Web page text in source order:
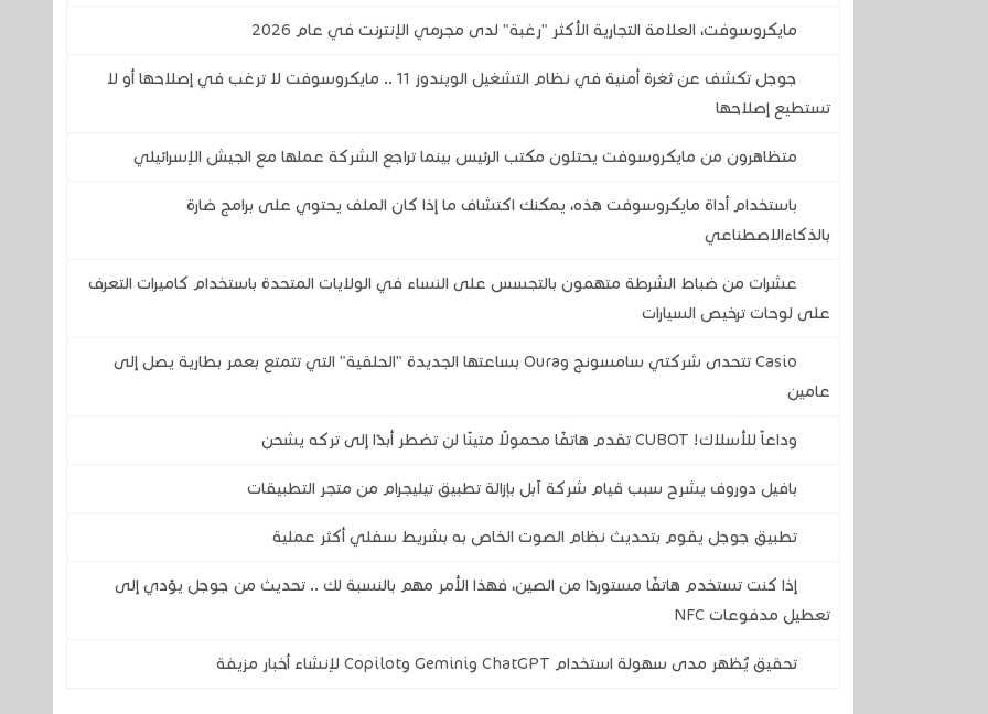
مايكروسوفت، العلامة التجارية الأكثر "رغبة" لدى مجرمي الإنترنت في عام 2026
جوجل تكشف عن ثغرة أمنية في نظام التشغيل الويندوز 11 .. مايكروسوفت لا ترغب في إصلاحها أو لا
تستطيع إصلاحها
متظاهرون من مايكروسوفت يحتلون مكتب الرئيس بينما تراجع الشركة عملها مع الجيش الإسرائيلي
باستخدام أداة مايكروسوفت هذه، يمكنك اكتشاف ما إذا كان الملف يحتوي على برامج ضارة
بالذكاءالاصطناعي
عشرات من ضباط الشرطة متهمون بالتجسس على النساء في الولايات المتحدة باستخدام كاميرات التعرف
على لوحات ترخيص السيارات
Casio تتحدى شركتي سامسونج وOura بساعتها الجديدة "الحلقية" التي تتمتع بعمر بطارية يصل إلى
عامين
وداعاً للأسلاك! CUBOT تقدم هاتفًا محمولًا متينًا لن تضطر أبدًا إلى تركه يشحن
بافيل دوروف يشرح سبب قيام شركة آبل بإزالة تطبيق تيليجرام من متجر التطبيقات
تطبيق جوجل يقوم بتحديث نظام الصوت الخاص به بشريط سفلي أكثر عملية
إذا كنت تستخدم هاتفًا مستوردًا من الصين، فهذا الأمر مهم بالنسبة لك .. تحديث من جوجل يؤدي إلى
تعطيل مدفوعات NFC
تحقيق يُظهر مدى سهولة استخدام ChatGPT وGemini وCopilot لإنشاء أخبار مزيفة